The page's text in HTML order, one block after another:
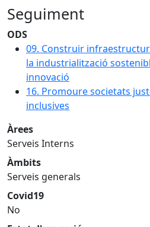
Seguiment
ODS
09. Construir
la industrialització
innovació
16. Promoure societats
inclusives
Àrees
Serveis Interns
Àmbits
Serveis generals
Covid19
No